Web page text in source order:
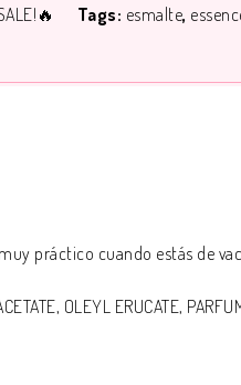
Tags: esmalte
práctico cuando estás de
OLEYL ERUCATE,